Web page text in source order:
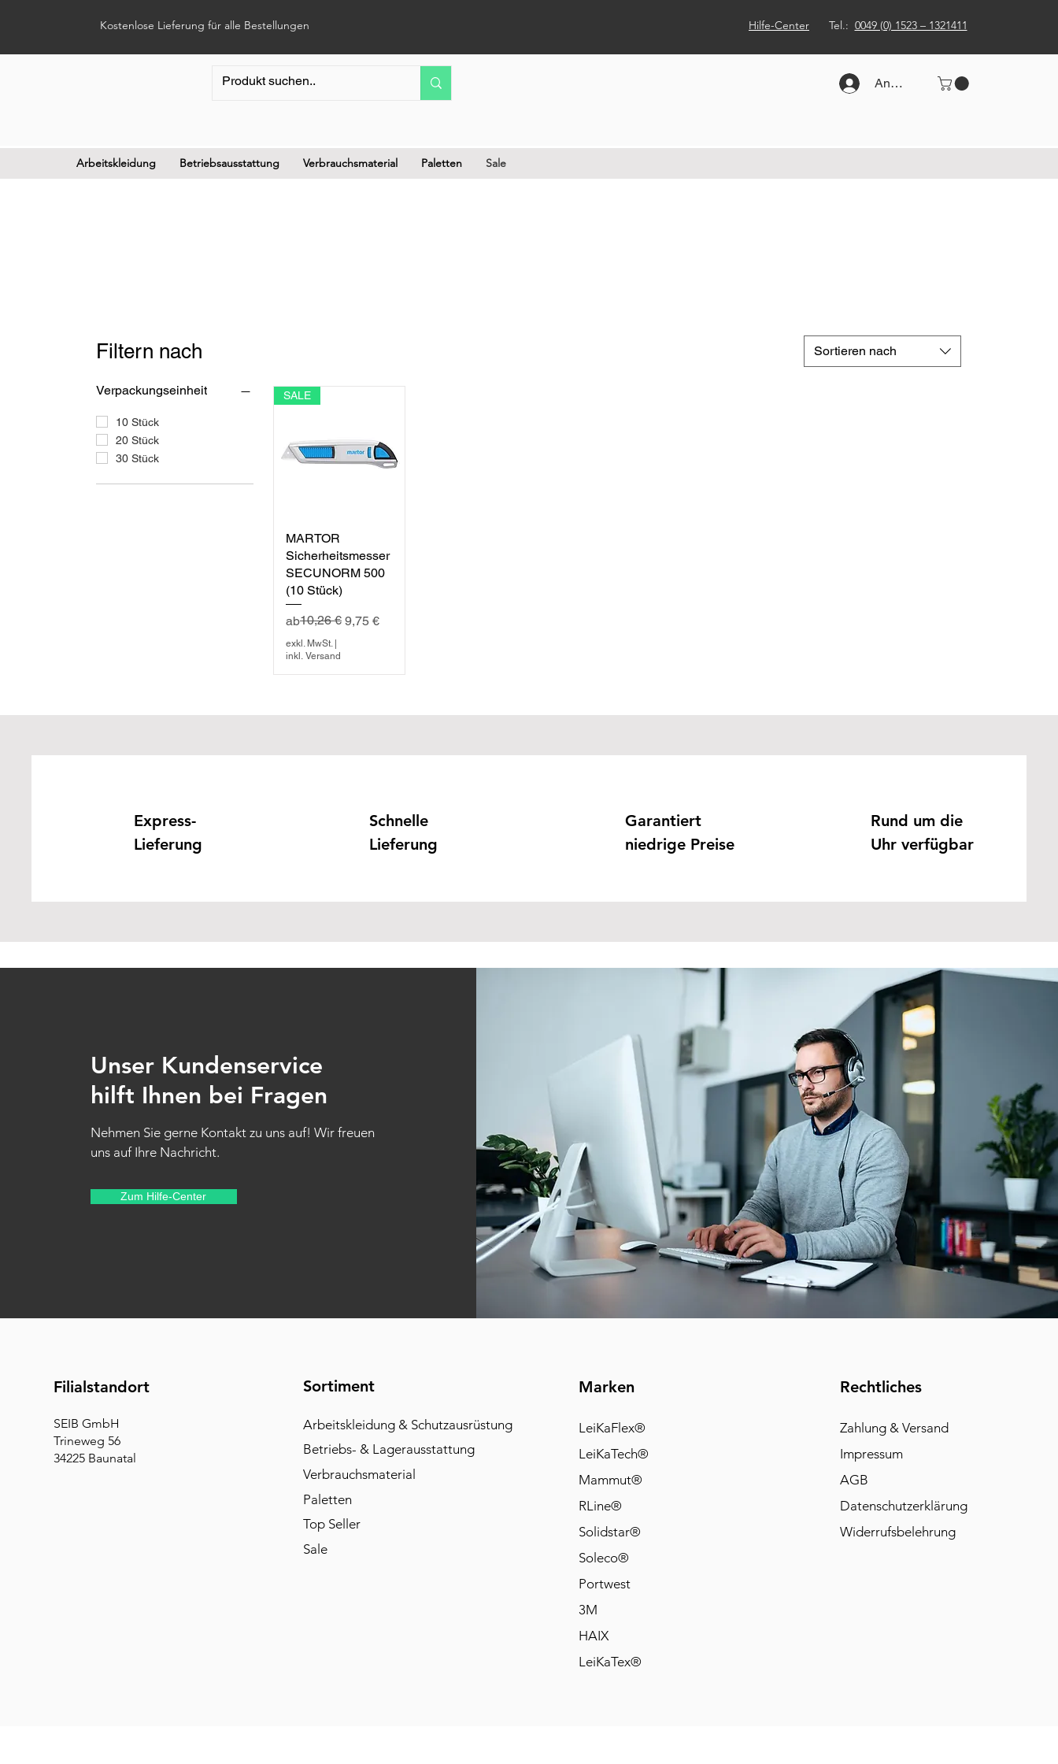
Kostenlose Lieferung für alle Bestellungen Hilfe-Center Tel.: 0049 (0) 1523 – 1321411
Anmelden
Arbeitskleidung Betriebsausstattung Verbrauchsmaterial Paletten Sale
Filtern nach
Verpackungseinheit
10 Stück
20 Stück
30 Stück
Sortieren nach
Schnellansicht
SALE
MARTOR
Sicherheitsmesser
SECUNORM 500
(10 Stück)
ab
Standardpreis
10,26 € 9,75 €
Sale-Preis
exkl. MwSt.|
inkl. Versand
Express-
Lieferung
Schnelle
Lieferung
Garantiert
niedrige Preise
Rund um die
Uhr verfügbar
Unser Kundenservice
hilft Ihnen bei Fragen
Nehmen Sie gerne Kontakt zu uns auf! Wir freuen
uns auf Ihre Nachricht.
Zum Hilfe-Center
Filialstandort
SEIB GmbH
Trineweg 56
34225 Baunatal
Sortiment
Arbeitskleidung & Schutzausrüstung
Betriebs- & Lagerausstattung
Verbrauchsmaterial
Paletten
Top Seller
Sale
Marken
LeiKaFlex®
LeiKaTech®
Mammut®
RLine®
Solidstar®
Soleco®
Portwest
3M
HAIX
LeiKaTex®
Rechtliches
Zahlung & Versand
Impressum
AGB
Datenschutzerklärung
Widerrufsbelehrung